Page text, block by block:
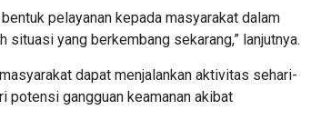
pelayanan kepada masyarakat dalam
yang berkembang sekarang,” lanjutnya.
dapat menjalankan aktivitas sehari-
potensi gangguan keamanan akibat